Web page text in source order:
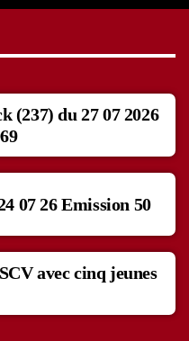
(237) du 27 07 2026
07 26 Emission 50
cinq jeunes